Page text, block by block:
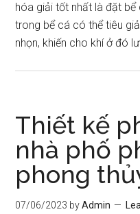
hóa giải tốt nhất là đặt
trong bể cá có thể tiêu
nhọn, khiến cho khí ở đó
Thiết kế
nhà phố
phong
07/06/2023 byAdmin